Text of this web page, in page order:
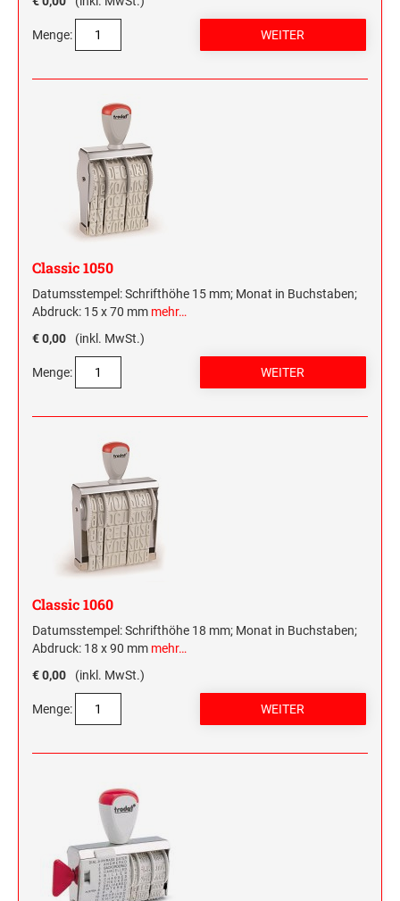
Menge:
Classic 1050
Datumsstempel: Schrifthöhe 15 mm; Monat in Buchstaben;
Abdruck: 15 x 70 mm mehr…
€ 0,00
(inkl. MwSt.)
Menge:
Classic 1060
Datumsstempel: Schrifthöhe 18 mm; Monat in Buchstaben;
Abdruck: 18 x 90 mm mehr…
€ 0,00
(inkl. MwSt.)
Menge: